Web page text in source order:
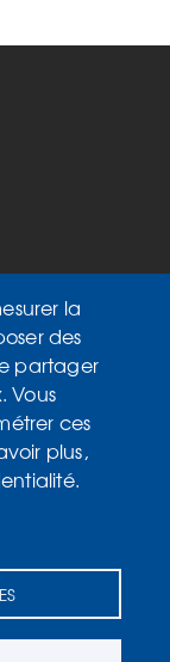
la
des
partager
Vous
ces
plus,